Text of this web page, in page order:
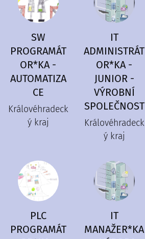
SW
PROGRAMÁT
OR*KA -
AUTOMATIZA
CE
Královéhradeck
ý kraj
IT
ADMINISTRÁT
OR*KA -
JUNIOR -
VÝROBNÍ
SPOLEČNOST
Královéhradeck
ý kraj
PLC
PROGRAMÁT
IT
MANAŽER*KA